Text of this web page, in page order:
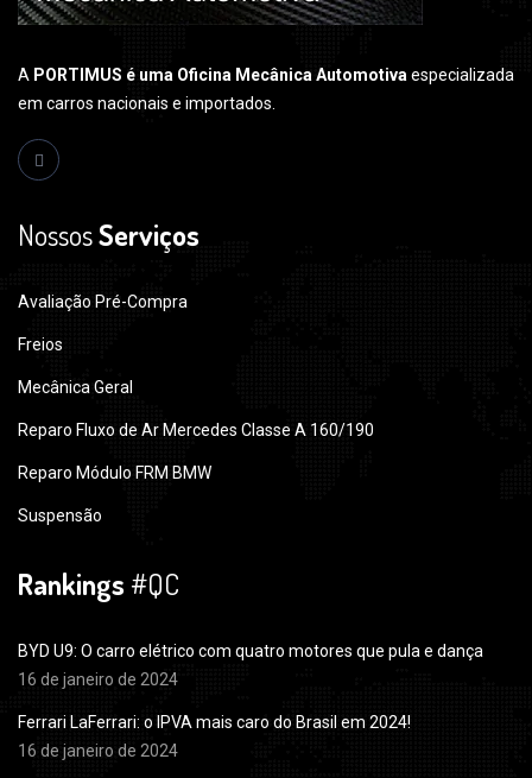
A PORTIMUS é uma Oficina Mecânica Automotiva especializada
em carros nacionais e importados.
NossosServiços
Avaliação Pré-Compra
Freios
Mecânica Geral
Reparo Fluxo de Ar Mercedes Classe A 160/190
Reparo Módulo FRM BMW
Suspensão
Rankings #QC
BYD U9: O carro elétrico com quatro motores que pula e dança
16 de janeiro de 2024
Ferrari LaFerrari: o IPVA mais caro do Brasil em 2024!
16 de janeiro de 2024